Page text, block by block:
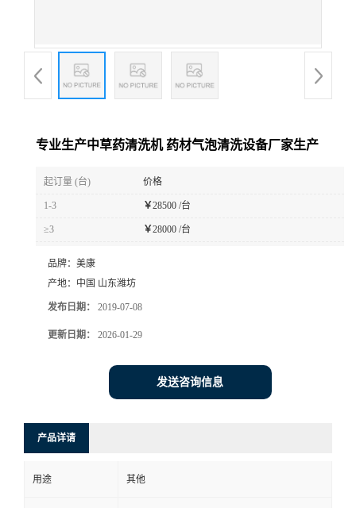
专业生产中草药清洗机 药材气泡清洗设备厂家生产
起订量 (台) 价格
1-3 ￥28500 /台
≥3 ￥28000 /台
品牌： 美康
产地： 中国 山东潍坊
发布日期： 2019-07-08
更新日期： 2026-01-29
发送咨询信息
产品详请
用途 其他